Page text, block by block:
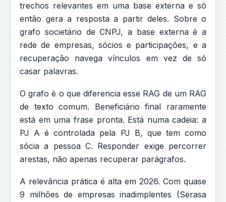
trechos relevantes em uma base externa e só
então gera a resposta a partir deles. Sobre o
grafo societário de CNPJ, a base externa é a
rede de empresas, sócios e participações, e a
recuperação navega vínculos em vez de só
casar palavras.
O grafo é o que diferencia esse RAG de um RAG
de texto comum. Beneficiário final raramente
está em uma frase pronta. Está numa cadeia: a
PJ A é controlada pela PJ B, que tem como
sócia a pessoa C. Responder exige percorrer
arestas, não apenas recuperar parágrafos.
A relevância prática é alta em 2026. Com quase
9 milhões de empresas inadimplentes (Serasa